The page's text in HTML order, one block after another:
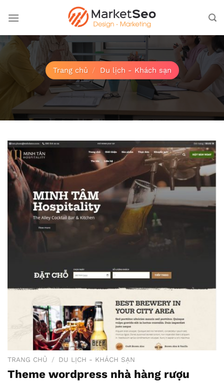
qua
dung
Trang chủ / Du lịch - Khách sạn
TRANG CHỦ / DU LỊCH - KHÁCH SẠN
Theme wordpress nhà hàng rượu